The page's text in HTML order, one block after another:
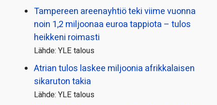
Tampereen areenayhtiö teki viime vuonna
noin 1,2 miljoonaa euroa tappiota – tulos
heikkeni roimasti
Lähde: YLE talous
Atrian tulos laskee miljoonia afrikkalaisen
sikaruton takia
Lähde: YLE talous